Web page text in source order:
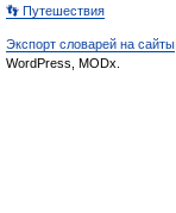
👣 Путешествия
Экспорт словарей на сайты
WordPress, MODx.